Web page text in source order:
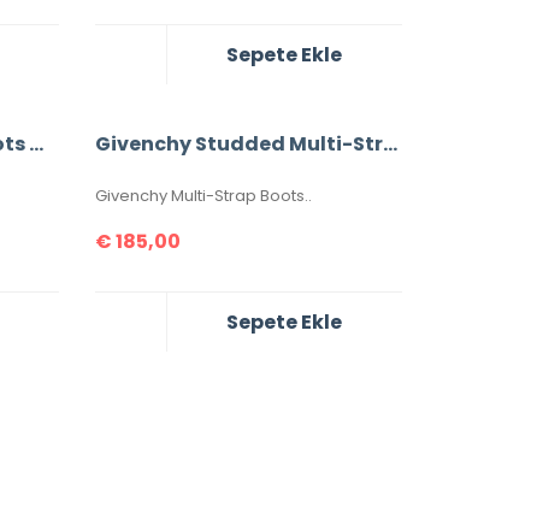
Sepete Ekle
Givenchy Strap High Boots %100 Leather Givenchy Studded Multi-Strap Boots %100 Leather
Givenchy Multi-Strap Boots..
€185,00
Sepete Ekle